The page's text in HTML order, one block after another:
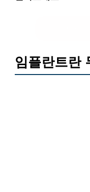
임플란트란